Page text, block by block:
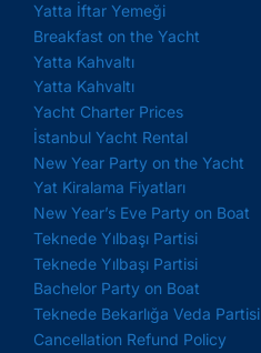
Yatta İftar Yemeği
Breakfast on the Yacht
Yatta Kahvaltı
Yatta Kahvaltı
Yacht Charter Prices
İstanbul Yacht Rental
New Year Party on the Yacht
Yat Kiralama Fiyatları
New Year’s Eve Party on Boat
Teknede Yılbaşı Partisi
Teknede Yılbaşı Partisi
Bachelor Party on Boat
Teknede Bekarlığa Veda Partisi
Cancellation Refund Policy